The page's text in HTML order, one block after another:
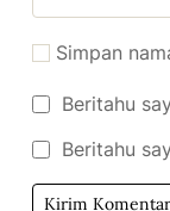
Simpan
Beritahu
Beritahu